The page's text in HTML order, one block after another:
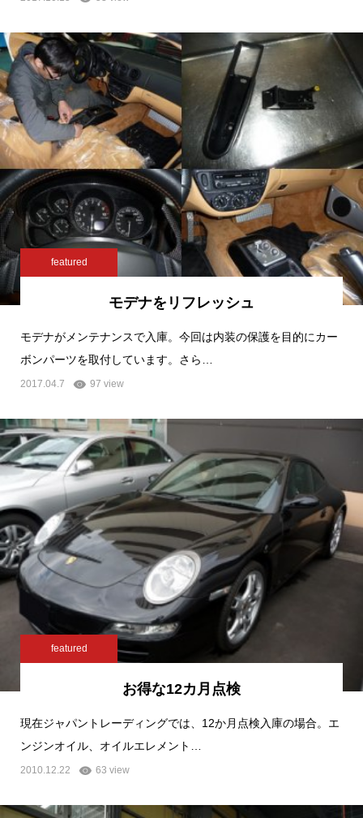
featured
モデナをリフレッシュ
モデナがメンテナンスで入庫。今回は内装の保護を目的にカー
ボンパーツを取付しています。さら…
2017.04.7 97 view
featured
お得な12カ月点検
現在ジャパントレーディングでは、12か月点検入庫の場合。エ
ンジンオイル、オイルエレメント…
2010.12.22 63 view